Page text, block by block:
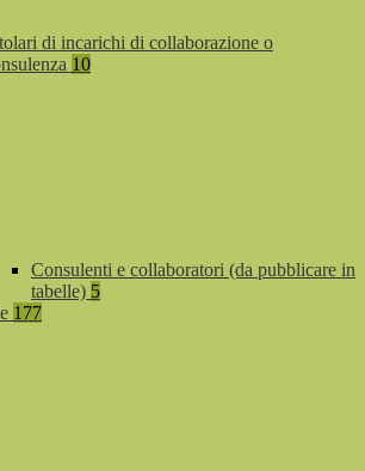
di incarichi di collaborazione o
10
Consulenti e collaboratori (da pubblicare in
tabelle) 5
177